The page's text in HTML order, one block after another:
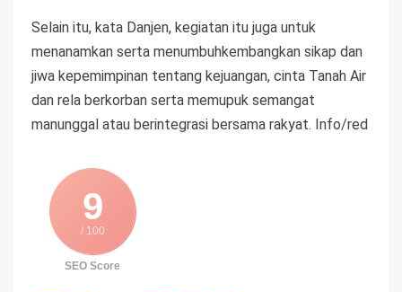
Selain itu, kata Danjen, kegiatan itu juga untuk
menanamkan serta menumbuhkembangkan sikap dan
jiwa kepemimpinan tentang kejuangan, cinta Tanah Air
dan rela berkorban serta memupuk semangat
manunggal atau berintegrasi bersama rakyat. Info/red
9
/ 100
SEO Score